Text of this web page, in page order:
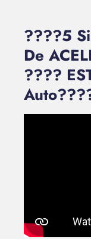
????5
De
????